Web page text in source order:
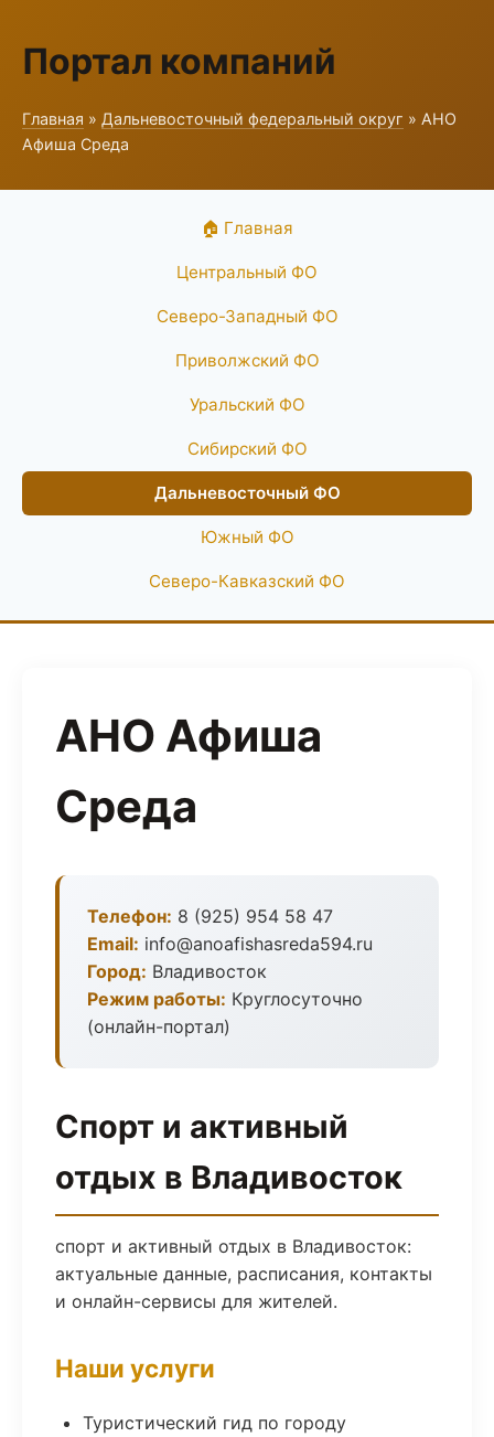
Портал компаний
Главная » Дальневосточный федеральный округ » АНО
Афиша Среда
🏠 Главная
Центральный ФО
Северо-Западный ФО
Приволжский ФО
Уральский ФО
Сибирский ФО
Дальневосточный ФО
Южный ФО
Северо-Кавказский ФО
АНО Афиша
Среда
Телефон: 8 (925) 954 58 47
Email: info@anoafishasreda594.ru
Город: Владивосток
Режим работы: Круглосуточно
(онлайн-портал)
Спорт и активный
отдых в Владивосток
спорт и активный отдых в Владивосток:
актуальные данные, расписания, контакты
и онлайн-сервисы для жителей.
Наши услуги
Туристический гид по городу